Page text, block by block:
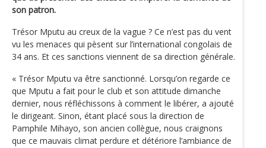
son patron.
Trésor Mputu au creux de la vague ? Ce n’est pas du vent
vu les menaces qui pèsent sur l’international congolais de
34 ans. Et ces sanctions viennent de sa direction générale.
« Trésor Mputu va être sanctionné. Lorsqu’on regarde ce
que Mputu a fait pour le club et son attitude dimanche
dernier, nous réfléchissons à comment le libérer, a ajouté
le dirigeant. Sinon, étant placé sous la direction de
Pamphile Mihayo, son ancien collègue, nous craignons
que ce mauvais climat perdure et détériore l’ambiance de